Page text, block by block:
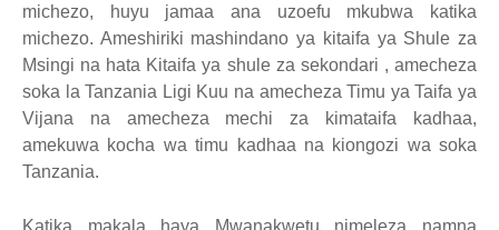
michezo, huyu jamaa ana uzoefu mkubwa katika
michezo. Ameshiriki mashindano ya kitaifa ya Shule za
Msingi na hata Kitaifa ya shule za sekondari , amecheza
soka la Tanzania Ligi Kuu na amecheza Timu ya Taifa ya
Vijana na amecheza mechi za kimataifa kadhaa,
amekuwa kocha wa timu kadhaa na kiongozi wa soka
Tanzania.